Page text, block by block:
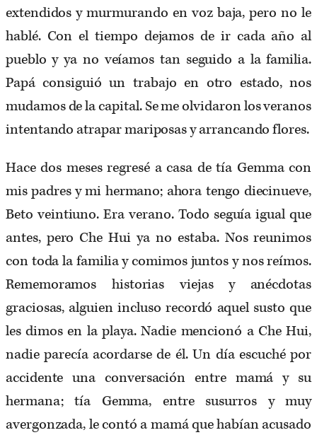
extendidos y murmurando en voz baja, pero no le
hablé. Con el tiempo dejamos de ir cada año al
pueblo y ya no veíamos tan seguido a la familia.
Papá consiguió un trabajo en otro estado, nos
mudamos de la capital. Se me olvidaron los veranos
intentando atrapar mariposas y arrancando flores.
Hace dos meses regresé a casa de tía Gemma con
mis padres y mi hermano; ahora tengo diecinueve,
Beto veintiuno. Era verano. Todo seguía igual que
antes, pero Che Hui ya no estaba. Nos reunimos
con toda la familia y comimos juntos y nos reímos.
Rememoramos historias viejas y anécdotas
graciosas, alguien incluso recordó aquel susto que
les dimos en la playa. Nadie mencionó a Che Hui,
nadie parecía acordarse de él. Un día escuché por
accidente una conversación entre mamá y su
hermana; tía Gemma, entre susurros y muy
avergonzada, le contó a mamá que habían acusado